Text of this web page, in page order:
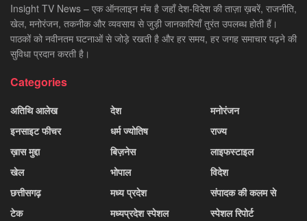
Insight TV News – एक ऑनलाइन मंच है जहाँ देश-विदेश की ताज़ा ख़बरें, राजनीति,
खेल, मनोरंजन, तकनीक और व्यवसाय से जुड़ी जानकारियाँ तुरंत उपलब्ध होती हैं।
पाठकों को नवीनतम घटनाओं से जोड़े रखती है और हर समय, हर जगह समाचार पढ़ने की
सुविधा प्रदान करती है।
Categories
अतिथि आलेख
इनसाइट फीचर
ख़ास मुद्दा
खेल
छत्तीसगढ़
टेक
देश
धर्म ज्योतिष
बिज़नेस
भोपाल
मध्य प्रदेश
मध्यप्रदेश स्पेशल
मनोरंजन
राज्य
लाइफस्टाइल
विदेश
संपादक की कलम से
स्पेशल रिपोर्ट